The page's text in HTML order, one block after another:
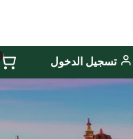
تسجيل الدخول